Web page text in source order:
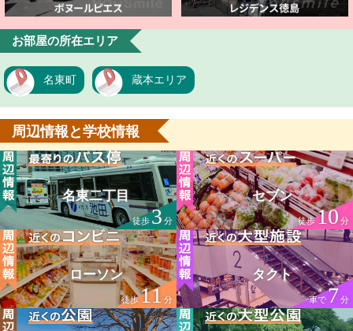
お部屋の所在エリア
名東町 蔵本エリア
周辺情報と学校情報
名東二丁目
徒歩3分
セブン
徒歩10分
ローソン
徒歩11 分
タクト
車で7分